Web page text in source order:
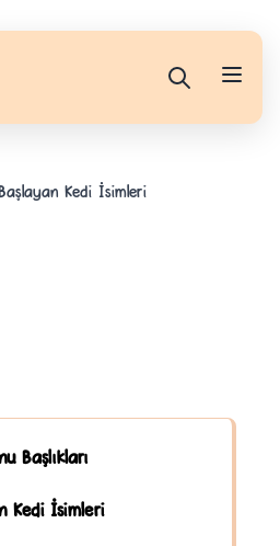
Kedi İsimleri
Başlıkları
Kedi İsimleri